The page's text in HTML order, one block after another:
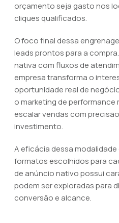
orçamento seja gasto nos
cliques qualificados.
O foco final dessa
leads prontos para a
nativa com fluxos de
empresa transforma o
oportunidade real de
o marketing de performance
escalar vendas com
investimento.
A eficácia dessa
formatos escolhidos para
de anúncio nativo possui
podem ser exploradas para
conversão e alcance.